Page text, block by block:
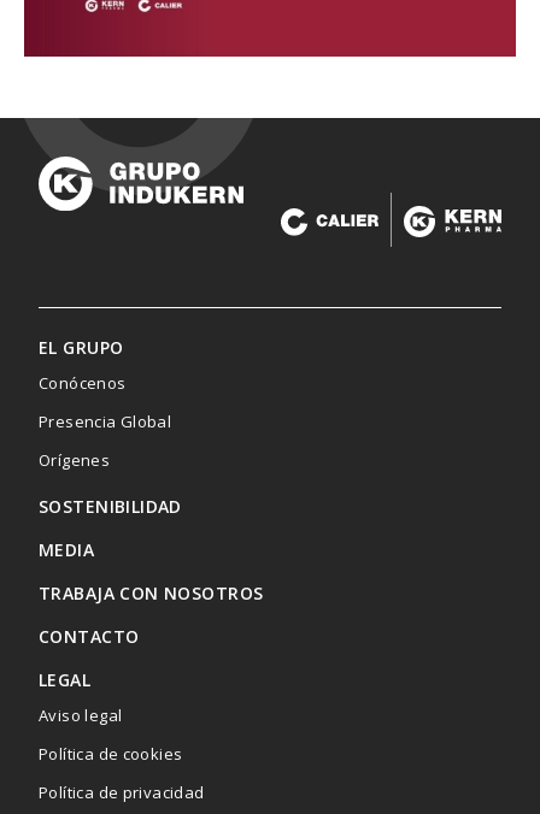
Menú
footer
EL GRUPO
Conócenos
Presencia Global
Orígenes
SOSTENIBILIDAD
MEDIA
TRABAJA CON NOSOTROS
CONTACTO
LEGAL
Aviso legal
Política de cookies
Política de privacidad